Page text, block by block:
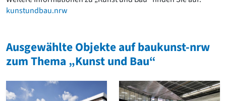
kunstundbau.nrw
Ausgewählte Objekte auf baukunst-nrw
zum Thema „Kunst und Bau“